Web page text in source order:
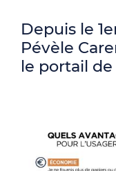
Depuis le
Pévèle
le portail de